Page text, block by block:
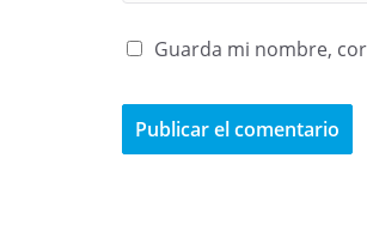
Guarda mi nombre,